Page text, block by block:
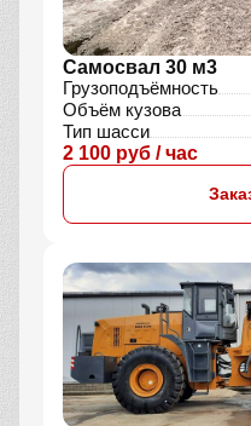
Самосвал 30 м3
Грузоподъёмность
Объём кузова
Тип шасси
2 100 руб / час